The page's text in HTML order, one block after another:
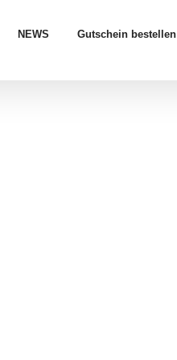
NEWS Gutschein bestellen